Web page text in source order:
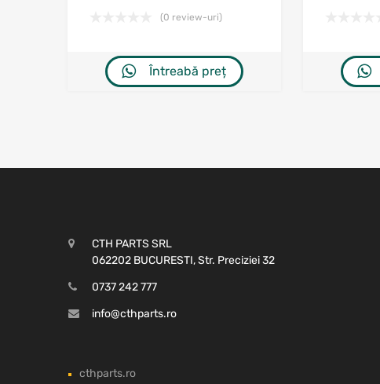
(0 review-uri)
Întreabă preț
CTH PARTS SRL
062202 BUCURESTI, Str. Preciziei 32
0737 242 777
info@cthparts.ro
cthparts.ro